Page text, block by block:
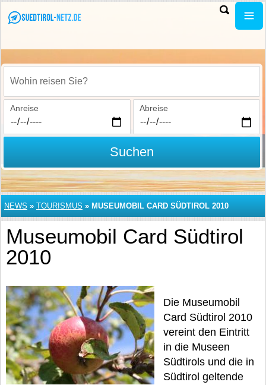
Wohin reisen Sie?
Anreise Abreise
Suchen
NEWS » TOURISMUS » MUSEUMOBIL CARD SÜDTIROL 2010
Museumobil Card Südtirol
2010
Die Museumobil
Card Südtirol 2010
vereint den Eintritt
in die Museen
Südtirols und die in
Südtirol geltende